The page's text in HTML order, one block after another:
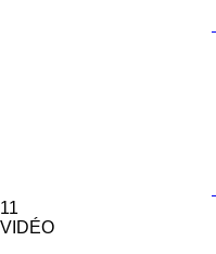
11
VIDÉO